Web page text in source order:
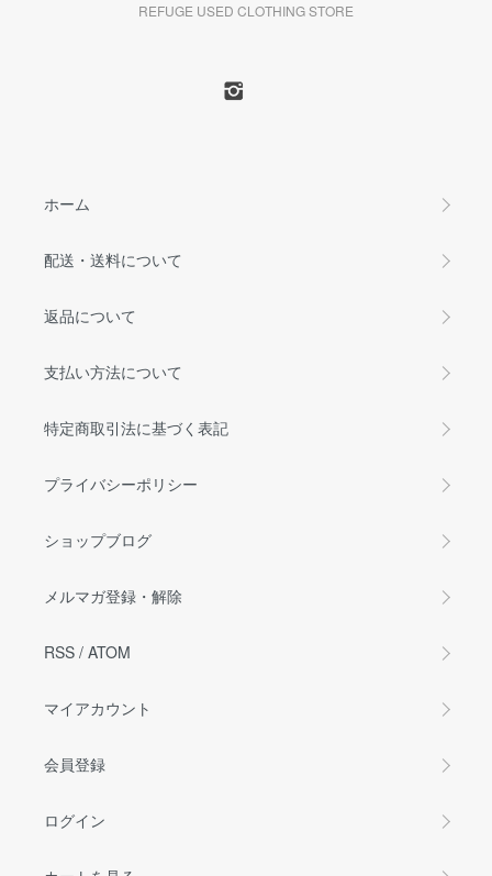
REFUGE USED CLOTHING STORE
ホーム
配送・送料について
返品について
支払い方法について
特定商取引法に基づく表記
プライバシーポリシー
ショップブログ
メルマガ登録・解除
RSS / ATOM
マイアカウント
会員登録
ログイン